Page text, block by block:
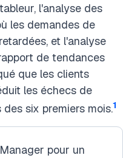
l'analyse des
les demandes de
et l'analyse
de tendances
que les clients
les échecs de
six premiers mois.1
pour un